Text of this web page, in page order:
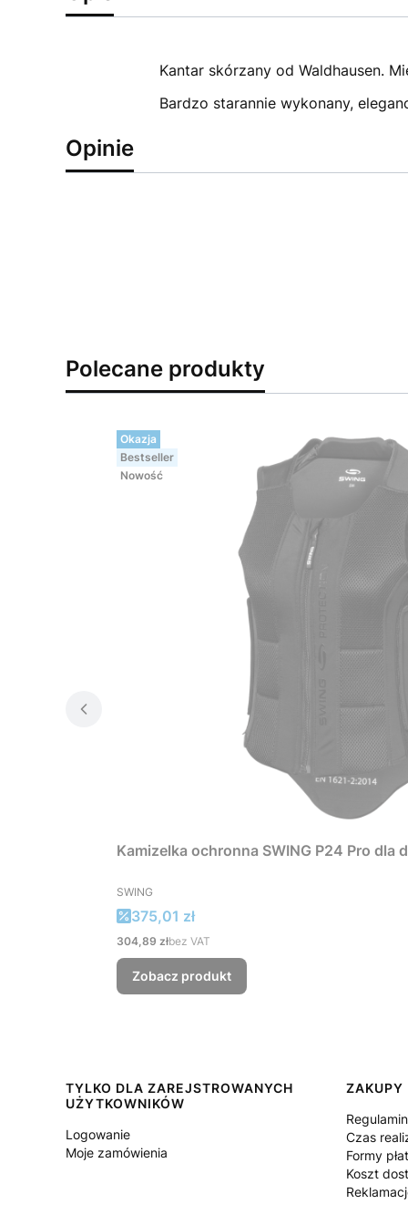
Kantar skórzany od Waldhausen.
Bardzo starannie wykonany,
Opinie
Polecane produkty
Okazja
Bestseller
Nowość
Kamizelka ochronna SWING P24 Pro dla
PRODUCENT
SWING
Cena promocyjna
375,01 zł
Cena
304,89 złbez VAT
Zobacz produkt
Linki w stopce
TYLKO DLA ZAREJSTROWANYCH
UŻYTKOWNIKÓW
Logowanie
Moje zamówienia
ZAKUPY
Czas
Formy
Koszt